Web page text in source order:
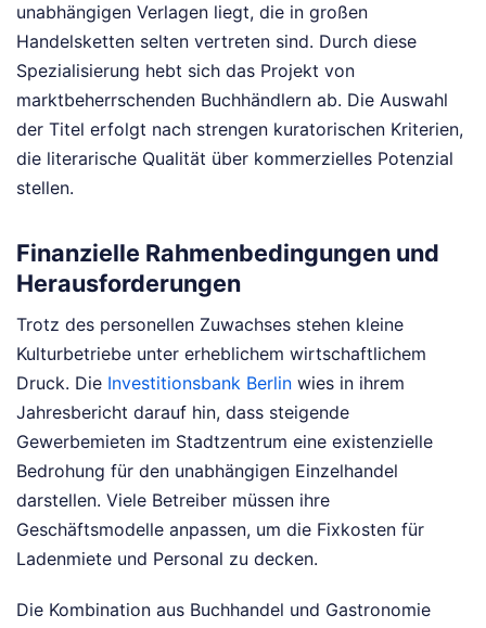
unabhängigen Verlagen liegt, die in großen
Handelsketten selten vertreten sind. Durch diese
Spezialisierung hebt sich das Projekt von
marktbeherrschenden Buchhändlern ab. Die Auswahl
der Titel erfolgt nach strengen kuratorischen Kriterien,
die literarische Qualität über kommerzielles Potenzial
stellen.
Finanzielle Rahmenbedingungen und
Herausforderungen
Trotz des personellen Zuwachses stehen kleine
Kulturbetriebe unter erheblichem wirtschaftlichem
Druck. Die Investitionsbank Berlin wies in ihrem
Jahresbericht darauf hin, dass steigende
Gewerbemieten im Stadtzentrum eine existenzielle
Bedrohung für den unabhängigen Einzelhandel
darstellen. Viele Betreiber müssen ihre
Geschäftsmodelle anpassen, um die Fixkosten für
Ladenmiete und Personal zu decken.
Die Kombination aus Buchhandel und Gastronomie